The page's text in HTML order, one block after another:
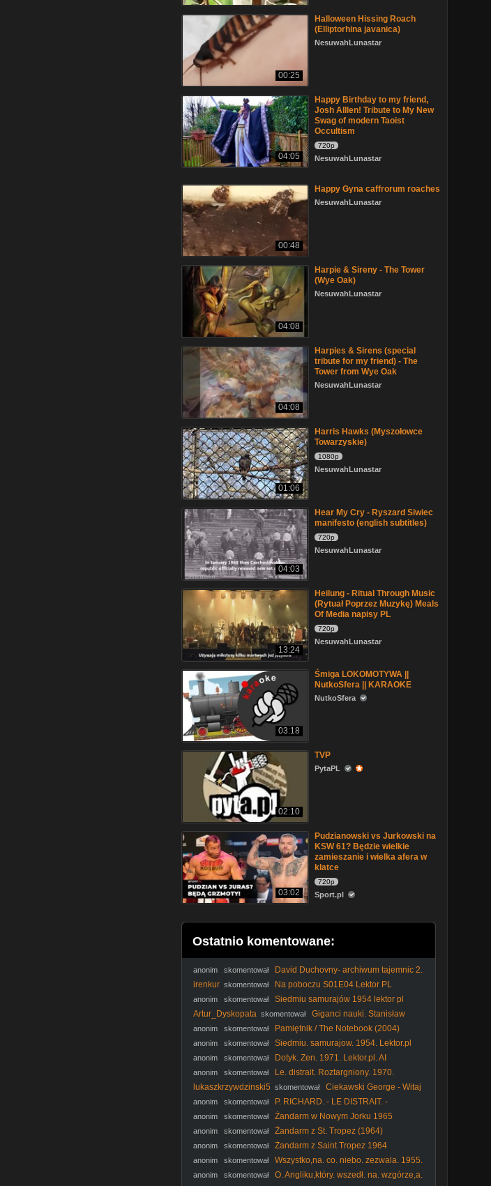
00:25
Halloween Hissing Roach
(Elliptorhina javanica)
NesuwahLunastar
04:05
Happy Birthday to my friend,
Josh Alllen! Tribute to My New
Swag of modern Taoist
Occultism
720p
NesuwahLunastar
00:48
Happy Gyna caffrorum roaches
NesuwahLunastar
04:08
Harpie & Sireny - The Tower
(Wye Oak)
NesuwahLunastar
04:08
Harpies & Sirens (special
tribute for my friend) - The
Tower from Wye Oak
NesuwahLunastar
01:06
Harris Hawks (Myszołowce
Towarzyskie)
1080p
NesuwahLunastar
04:03
Hear My Cry - Ryszard Siwiec
manifesto (english subtitles)
720p
NesuwahLunastar
13:24
Heilung - Ritual Through Music
(Rytuał Poprzez Muzykę) Meals
Of Media napisy PL
720p
NesuwahLunastar
03:18
Śmiga LOKOMOTYWA ||
NutkoSfera || KARAOKE
NutkoSfera
02:10
TVP
PytaPL
03:02
Pudzianowski vs Jurkowski na
KSW 61? Będzie wielkie
zamieszanie i wielka afera w
klatce
720p
Sport.pl
Ostatnio komentowane:
anonim skomentował
David Duchovny- archiwum tajemnic 2.
8.
irenkur skomentował Na poboczu S01E04 Lektor PL
anonim skomentował
Siedmiu samurajów 1954 lektor pl
Artur_Dyskopata skomentował
Giganci nauki. Stanisław
Ulam - dokument pl
anonim skomentował
Pamiętnik / The Notebook (2004)
Lektor PL
anonim skomentował Siedmiu. samurajow. 1954. Lektor.pl
anonim skomentował Dotyk. Zen. 1971. Lektor.pl. AI
anonim skomentował
Le. distrait. Roztargniony. 1970.
Lektor.pl
lukaszkrzywdzinski5 skomentował
Ciekawski George - Witaj
wiosno ! (2013)
anonim skomentował
P. RICHARD. - LE DISTRAIT. -
Roztargniony. (1970) lektor
anonim skomentował Żandarm w Nowym Jorku 1965
anonim skomentował Żandarm z St. Tropez (1964)
anonim skomentował Żandarm z Saint Tropez 1964
anonim skomentował
Wszystko,na. co. niebo. zezwala. 1955.
Lektor.pl
anonim skomentował
O. Angliku,który. wszedł. na. wzgórze,a.